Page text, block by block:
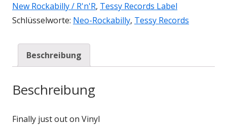
New Rockabilly / R'n'R, Tessy Records Label
Schlüsselworte: Neo-Rockabilly, Tessy Records
Beschreibung
Beschreibung
Finally just out on Vinyl